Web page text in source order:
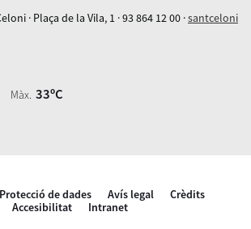
· Plaça de la Vila, 1 · 93 864 12 00 ·santceloni
Màx. 33ºC
Protecció de dades Avís legal
Crèdits
Accesibilitat
Intranet